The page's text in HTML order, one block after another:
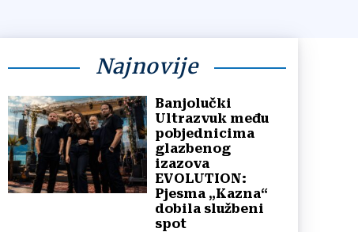
Najnovije
Banjolučki
Ultrazvuk među
pobjednicima
glazbenog
izazova
EVOLUTION:
Pjesma „Kazna“
dobila službeni
spot